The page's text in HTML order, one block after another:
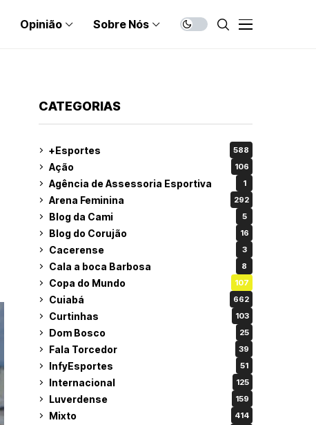
Opinião Sobre Nós
CATEGORIAS
+Esportes 588
Ação 106
Agência de Assessoria Esportiva 1
Arena Feminina 292
Blog da Cami 5
Blog do Corujão 16
Cacerense 3
Cala a boca Barbosa 8
Copa do Mundo 107
Cuiabá 662
Curtinhas 103
Dom Bosco 25
Fala Torcedor 39
InfyEsportes 51
Internacional 125
Luverdense 159
Mixto 414